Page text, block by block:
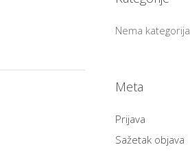
Nema kategorija
Meta
Prijava
Sažetak objava